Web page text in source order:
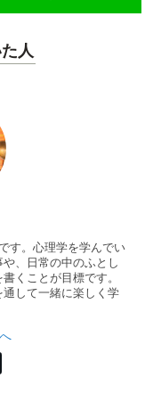
人
す。心理学を学んでい
、日常の中のふとし
くことが目標です。
して一緒に楽しく学